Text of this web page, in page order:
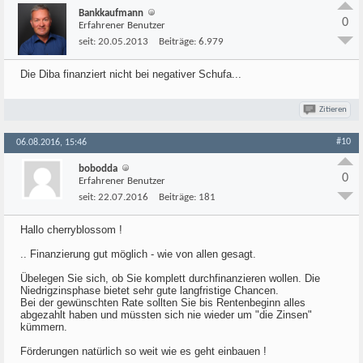
Bankkaufmann
Erfahrener Benutzer
seit: 20.05.2013 Beiträge: 6.979
0
Die Diba finanziert nicht bei negativer Schufa...
Zitieren
06.08.2016, 15:46 #10
bobodda
Erfahrener Benutzer
seit: 22.07.2016 Beiträge: 181
0
Hallo cherryblossom !
.. Finanzierung gut möglich - wie von allen gesagt.
Übelegen Sie sich, ob Sie komplett durchfinanzieren wollen. Die
Niedrigzinsphase bietet sehr gute langfristige Chancen.
Bei der gewünschten Rate sollten Sie bis Rentenbeginn alles
abgezahlt haben und müssten sich nie wieder um "die Zinsen"
kümmern.
Förderungen natürlich so weit wie es geht einbauen !